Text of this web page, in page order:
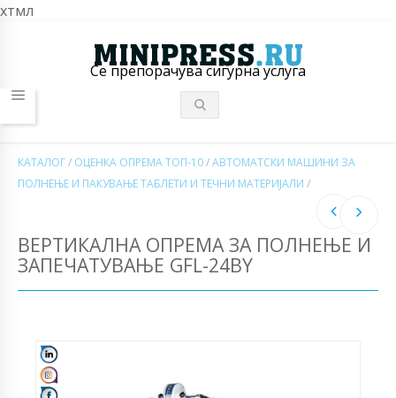
хтмл
Се препорачува сигурна услуга
КАТАЛОГ/ ОЦЕНКА ОПРЕМА ТОП-10/АВТОМАТСКИ МАШИНИ ЗА
ПОЛНЕЊЕ И ПАКУВАЊЕ ТАБЛЕТИ И ТЕЧНИ МАТЕРИЈАЛИ /
ВЕРТИКАЛНА ОПРЕМА ЗА ПОЛНЕЊЕ И
ЗАПЕЧАТУВАЊЕ GFL-24BY